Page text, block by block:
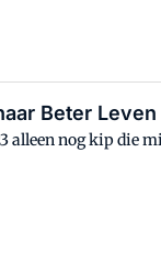
Beter Leven
nog kip die